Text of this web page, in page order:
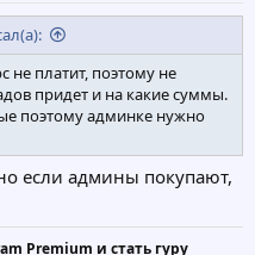
платит, поэтому не
придет и на какие суммы.
поэтому админке нужно
если админы покупают,
Premium и стать гуру